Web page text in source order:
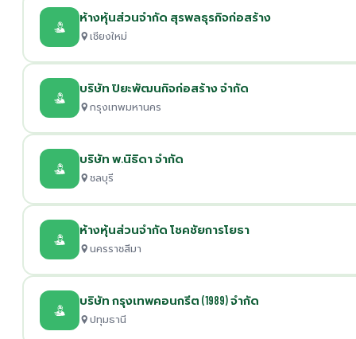
ห้างหุ้นส่วนจำกัด สุรพลธุรกิจก่อสร้าง
เชียงใหม่
บริษัท ปิยะพัฒนกิจก่อสร้าง จำกัด
กรุงเทพมหานคร
บริษัท พ.นิธิดา จำกัด
ชลบุรี
ห้างหุ้นส่วนจำกัด โชคชัยการโยธา
นครราชสีมา
บริษัท กรุงเทพคอนกรีต (1989) จำกัด
ปทุมธานี